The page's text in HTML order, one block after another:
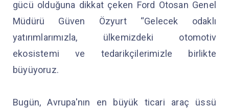
gücü olduğuna dikkat çeken Ford Otosan Genel
Müdürü Güven Özyurt “Gelecek odaklı
yatırımlarımızla, ülkemizdeki otomotiv
ekosistemi ve tedarikçilerimizle birlikte
büyüyoruz.
Bugün, Avrupa'nın en büyük ticari araç üssü